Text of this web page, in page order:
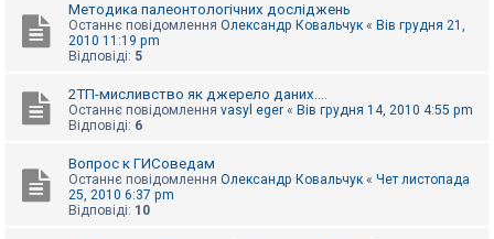
Методика палеонтологічних досліджень
Останнє повідомлення Олександр Ковальчук « Вів грудня 21,
2010 11:19 pm
Відповіді: 5
2ТП-мисливство як джерело даних....
Останнє повідомлення vasyl eger « Вів грудня 14, 2010 4:55 pm
Відповіді: 6
Вопрос к ГИСоведам
Останнє повідомлення Олександр Ковальчук « Чет листопада
25, 2010 6:37 pm
Відповіді: 10